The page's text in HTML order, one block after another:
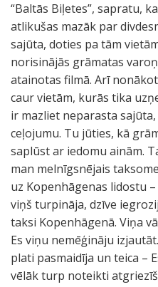
“Baltās Biļetes”, sapratu,
atlikušas mazāk par
sajūta, doties pa tām
norisinājās grāmatas
atainotas filmā. Arī
caur vietām, kurās tika
ir mazliet neparasta
ceļojumu. Tu jūties, kā
saplūst ar iedomu ainām.
man melnīgsnējais
uz Kopenhāgenas lidostu
viņš turpināja, dzīve
taksi Kopenhāgenā. Viņa
Es viņu nemēģināju
plati pasmaidīja un teica –
vēlāk turp noteikti